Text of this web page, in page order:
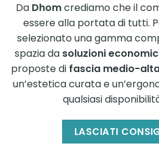
Da Dhomcrediamo che il
essere alla portata di tutti.
selezionato una gamma
spazia da soluzioni
proposte di fascia medio-
un’estetica curata e
qualsiasi
LASCIATI